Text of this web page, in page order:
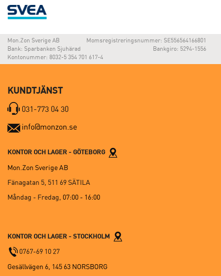
Mon.Zon Sverige AB
Momsregistreringsnummer: SE556564166801
Bank: Sparbanken Sjuhärad
Bankgiro: 5294-1556
Kontonummer: 8032-5 354 701 617-4
KUNDTJÄNST
031-773 04 30
info@monzon.se
KONTOR OCH LAGER - GÖTEBORG
Mon.Zon Sverige AB
Fänagatan 5, 511 69 SÄTILA
Måndag - Fredag, 07:00 - 16:00
KONTOR OCH LAGER - STOCKHOLM
0767-69 10 27
Gesällvägen 6, 145 63 NORSBORG